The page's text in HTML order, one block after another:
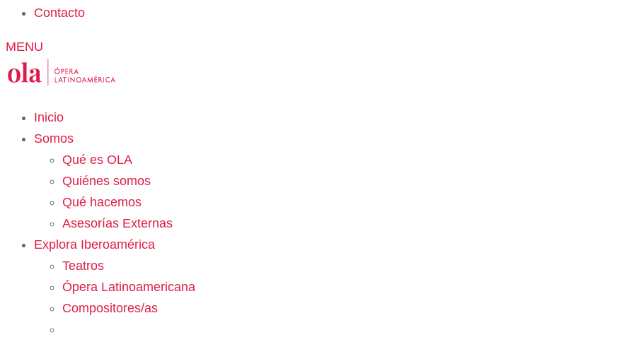
Contacto
MENU
Inicio
Somos
Qué es OLA
Quiénes somos
Qué hacemos
Asesorías Externas
Explora Iberoamérica
Teatros
Ópera Latinoamericana
Compositores/as